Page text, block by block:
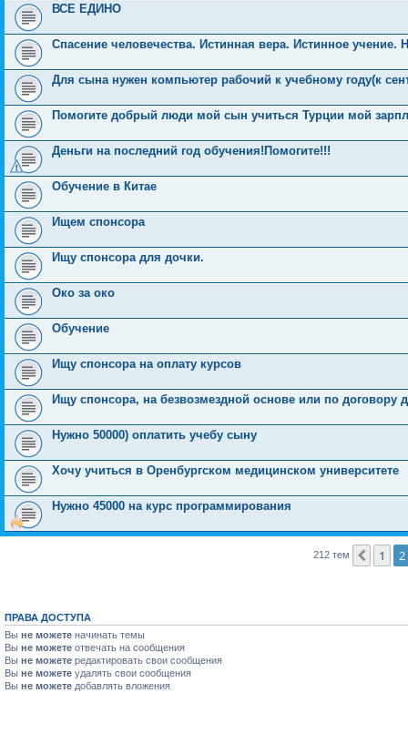
ВСЕ ЕДИНО
Спасение человечества. Истинная вера. Истинное учение.
Для сына нужен компьютер рабочий к учебному году(к
Помогите добрый люди мой сын учиться Турции мой
Деньги на последний год обучения!Помогите!!!
Обучение в Китае
Ищем спонсора
Ищу спонсора для дочки.
Око за око
Обучение
Ищу спонсора на оплату курсов
Ищу спонсора, на безвозмездной основе или по договору
Нужно 50000) оплатить учебу сыну
Хочу учиться в Оренбургском медицинском университете
Нужно 45000 на курс программирования
212 тем Пред.
1 2
ПРАВА ДОСТУПА
Вы не можете начинать темы
Вы не можете отвечать на сообщения
Вы не можете редактировать свои сообщения
Вы не можете удалять свои сообщения
Вы не можете добавлять вложения